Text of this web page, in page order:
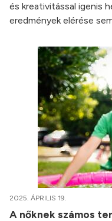
és kreativitással igenis
eredmények elérése
2025. ÁPRILIS 19.
A nőknek számos